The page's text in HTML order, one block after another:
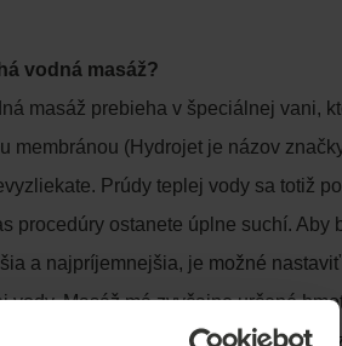
vodná masáž?
masáž prebieha v špeciálnej vani,
membránou (Hydrojet je názov
Prúdy teplej vody sa totiž
procedúry ostanete úplne suchí. Aby
a najpríjemnejšia, je možné
vody. Masáž má zvyčajne určené
výraznú nadváhu, vopred na to